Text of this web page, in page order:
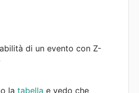
di un evento con Z-
latabella e vedo che